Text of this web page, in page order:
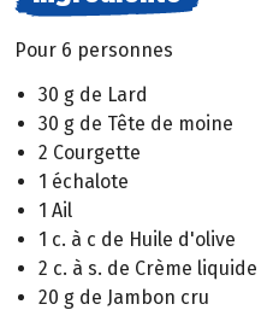
Pour 6 personnes
30 g de Lard
30 g de Tête de moine
2 Courgette
1 échalote
1 Ail
1 c. à c de Huile d'olive
2 c. à s. de Crème liquide
20 g de Jambon cru